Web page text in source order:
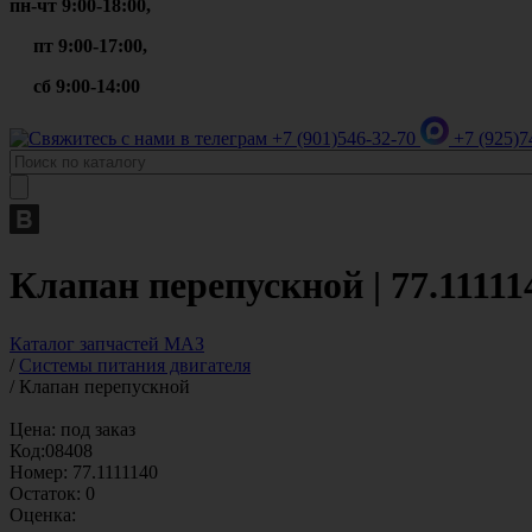
пн-чт 9:00-18:00,
пт 9:00-17:00,
сб 9:00-14:00
+7 (901)546-32-70 +7 (925)
Клапан перепускной |
Каталог запчастей МАЗ
/ Системы питания двигателя
/ Клапан перепускной
Цена: под заказ
Код:08408
Номер: 77.1111140
Остаток: 0
Оценка: